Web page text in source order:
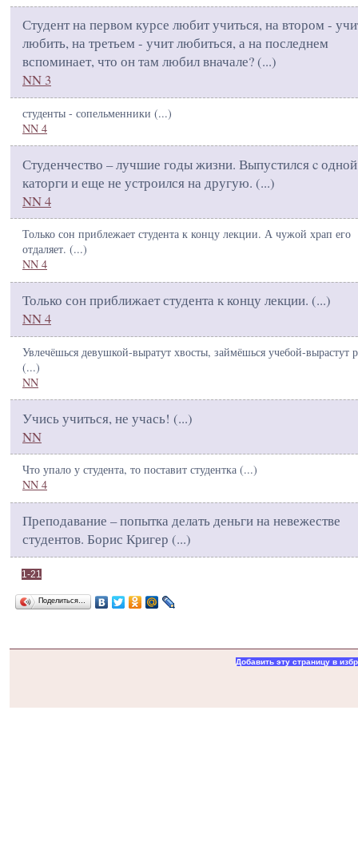
Студент на первом курсе любит учиться, на втором -
любить, на третьем - учит любиться, а на последнем
вспоминает, что он там любил вначале? (...)
NN 3
студенты - сопельменники (...)
NN 4
Студенчество – лучшие годы жизни. Выпустился c одной
каторги и еще не устроился на другую. (...)
NN 4
Только сон приблежает студента к концу лекции. А чужой храп его
отдаляет. (...)
NN 4
Только сон приближает студента к концу лекции. (...)
NN 4
Увлечёшься девушкой-выратут хвосты, займёшься учебой-вырастут
(...)
NN
Учись учиться, не учась! (...)
NN
Что упало у студента, то поставит студентка (...)
NN 4
Преподавание – попытка делать деньги на невежестве
студентов. Борис Кригер (...)
1-21
Поделиться…
Добавить эту страницу в